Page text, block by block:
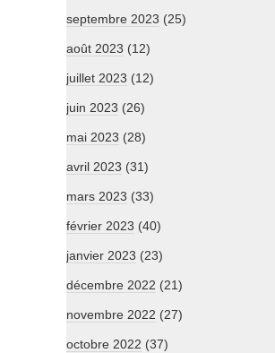
septembre 2023 (25)
août 2023 (12)
juillet 2023 (12)
juin 2023 (26)
mai 2023 (28)
avril 2023 (31)
mars 2023 (33)
février 2023 (40)
janvier 2023 (23)
décembre 2022 (21)
novembre 2022 (27)
octobre 2022 (37)